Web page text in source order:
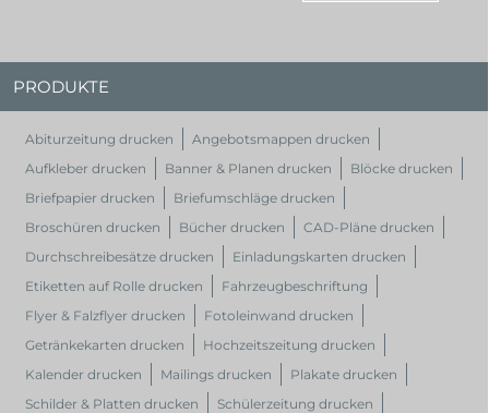
PRODUKTE
Abiturzeitung drucken
Angebotsmappen drucken
Aufkleber drucken
Banner & Planen drucken
Blöcke drucken
Briefpapier drucken
Briefumschläge drucken
Broschüren drucken
Bücher drucken
CAD-Pläne drucken
Durchschreibesätze drucken
Einladungskarten drucken
Etiketten auf Rolle drucken
Fahrzeugbeschriftung
Flyer & Falzflyer drucken
Fotoleinwand drucken
Getränkekarten drucken
Hochzeitszeitung drucken
Kalender drucken
Mailings drucken
Plakate drucken
Schilder & Platten drucken
Schülerzeitung drucken